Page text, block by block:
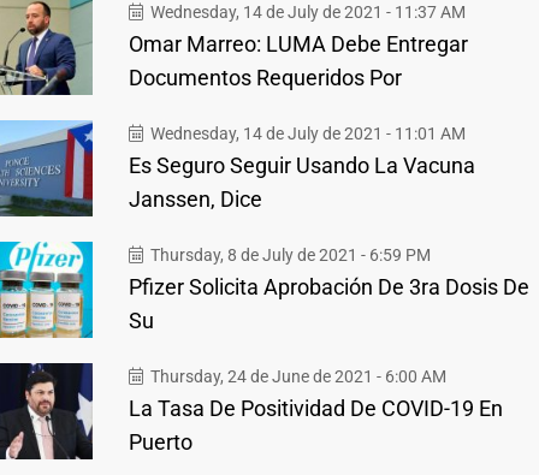
Wednesday, 14 de July de 2021 - 11:37 AM
Omar Marreo: LUMA Debe Entregar
Documentos Requeridos Por
Wednesday, 14 de July de 2021 - 11:01 AM
Es Seguro Seguir Usando La Vacuna
Janssen, Dice
Thursday, 8 de July de 2021 - 6:59 PM
Pfizer Solicita Aprobación De 3ra Dosis De
Su
Thursday, 24 de June de 2021 - 6:00 AM
La Tasa De Positividad De COVID-19 En
Puerto